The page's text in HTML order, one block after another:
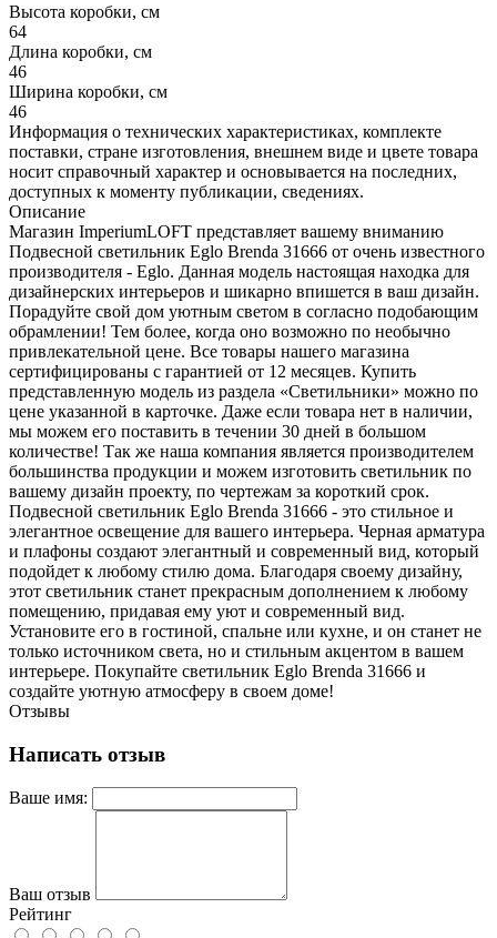
Высота коробки, см
64
Длина коробки, см
46
Ширина коробки, см
46
Информация о технических характеристиках, комплекте
поставки, стране изготовления, внешнем виде и цвете товара
носит справочный характер и основывается на последних,
доступных к моменту публикации, сведениях.
Описание
Магазин ImperiumLOFT представляет вашему вниманию
Подвесной светильник Eglo Brenda 31666 от очень известного
производителя - Eglo. Данная модель настоящая находка для
дизайнерских интерьеров и шикарно впишется в ваш дизайн.
Порадуйте свой дом уютным светом в согласно подобающим
обрамлении! Тем более, когда оно возможно по необычно
привлекательной цене. Все товары нашего магазина
сертифицированы с гарантией от 12 месяцев. Купить
представленную модель из раздела «Светильники» можно по
цене указанной в карточке. Даже если товара нет в наличии,
мы можем его поставить в течении 30 дней в большом
количестве! Так же наша компания является производителем
большинства продукции и можем изготовить светильник по
вашему дизайн проекту, по чертежам за короткий срок.
Подвесной светильник Eglo Brenda 31666 - это стильное и
элегантное освещение для вашего интерьера. Черная арматура
и плафоны создают элегантный и современный вид, который
подойдет к любому стилю дома. Благодаря своему дизайну,
этот светильник станет прекрасным дополнением к любому
помещению, придавая ему уют и современный вид.
Установите его в гостиной, спальне или кухне, и он станет не
только источником света, но и стильным акцентом в вашем
интерьере. Покупайте светильник Eglo Brenda 31666 и
создайте уютную атмосферу в своем доме!
Отзывы
Написать отзыв
Ваше имя:
Ваш отзыв
Рейтинг